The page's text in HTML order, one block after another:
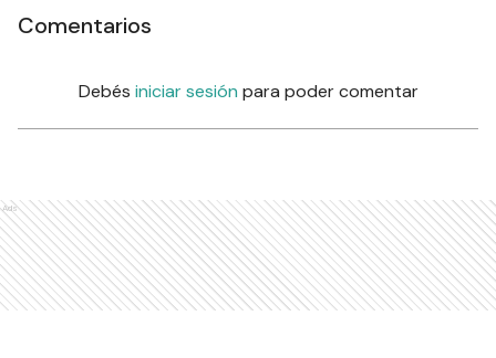
Comentarios
Debés iniciar sesión para poder comentar
Ads